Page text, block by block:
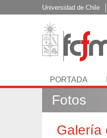
Universidad de Chile
PORTADA
Fotos
Galería